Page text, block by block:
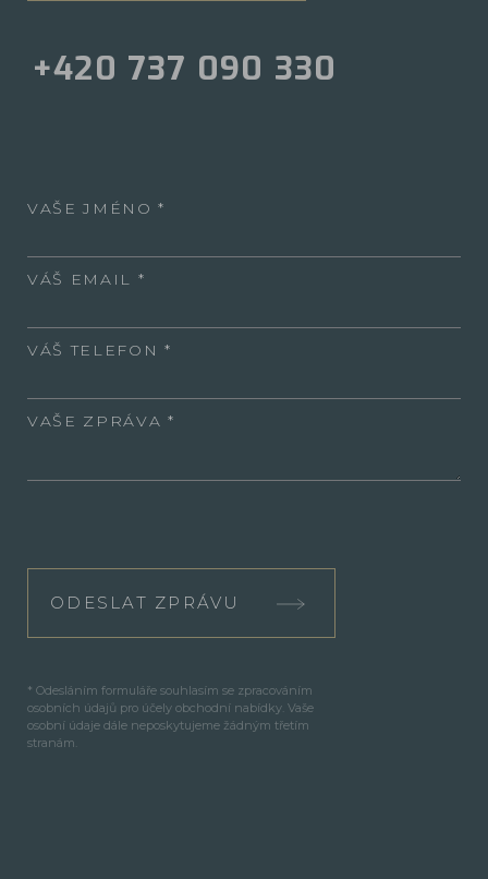
+420 737 090 330
VAŠE JMÉNO
VÁŠ EMAIL
VÁŠ TELEFON
VAŠE ZPRÁVA
ODESLAT ZPRÁVU
* Odesláním formuláře souhlasím se zpracováním
osobních údajů pro účely obchodní nabídky. Vaše
osobní údaje dále neposkytujeme žádným třetím
stranám.